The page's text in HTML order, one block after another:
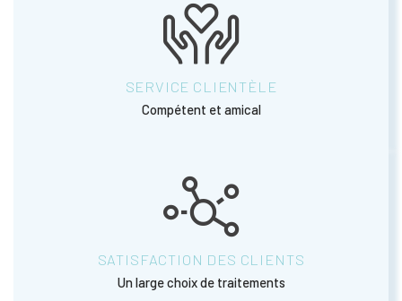
SERVICE CLIENTÈLE
Compétent et amical
SATISFACTION DES CLIENTS
Un large choix de traitements